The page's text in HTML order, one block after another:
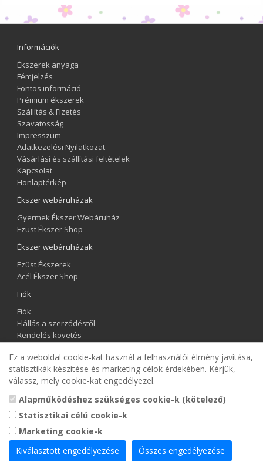
Információk
Ékszerek anyaga
Fémjelzés
Fontos információ
Prémium ékszerek
Szállítás & Fizetés
Szavatosság
Impresszum
Adatkezelési Nyilatkozat
Vásárlási és szállítási feltételek
Kapcsolat
Honlaptérkép
Ékszer webáruházak
Gyermek Ékszer Webáruház
Ezüst Ékszer Shop
Ékszer webáruházak
Ezüst Ékszerek
Acél Ékszer Shop
Fiók
Fiók
Elállás a szerződéstől
Rendelés követés
Hírlevél
Gyermek Ékszer Shop
Ez a weboldal cookie-kat használ a felhasználói élmény javítása,
statisztikák készítése és marketing célok érdekében. Kérjük,
válassz, mely cookie-kat engedélyezel.
Alapműködéshez szükséges cookie-k (kötelező)
Statisztikai célú cookie-k
Marketing cookie-k
Kiválasztott engedélyezése
Összes engedélyezése